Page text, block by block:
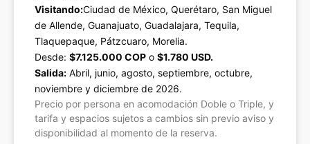
Visitando:Ciudad de México, Querétaro, San Miguel
de Allende, Guanajuato, Guadalajara, Tequila,
Tlaquepaque, Pátzcuaro, Morelia.
Desde: $7.125.000 COP o $1.780 USD.
Salida: Abril, junio, agosto, septiembre, octubre,
noviembre y diciembre de 2026.
Precio por persona en acomodación Doble o Triple, y
tarifa y espacios sujetos a cambios sin previo aviso y
disponibilidad al momento de la reserva.